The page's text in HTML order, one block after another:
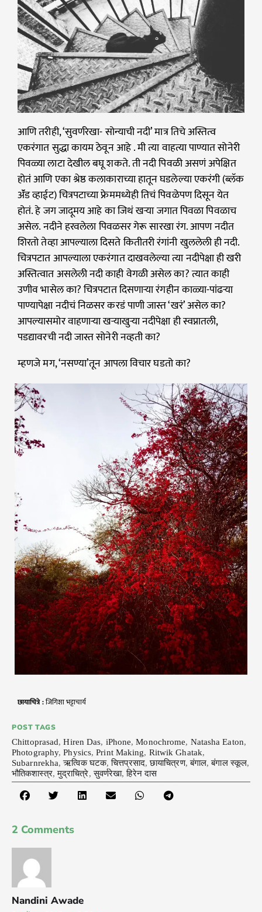
आणि तरीही, ‘सुवर्णरेखा- सोन्याची नदी’ मात्र तिचे अस्तित्व
एकरंगात सुद्धा कायम ठेवून आहे . मी त्या वाहत्या पाण्यात सोनेरी
पिवळ्या लाटा देखील बघू शकते. ती नदी पिवळी असणं अपेक्षित
होतं आणि एका श्रेष्ठ कलाकाराच्या हातून घडलेल्या एकरंगी (ब्लॅक
ॲंड व्हाईट) चित्रपटाच्या फ्रेममध्येही तिचं पिवळेपण दिसून येत
होतं. हे जग जादूमय आहे का जिथं खऱ्या जगात पिवळा पिवळाच
असेल. नदीने हरवलेला पिवळसर गेरू सारखा रंग. आपण नदीत
शिरतो तेव्हा आपल्याला दिसते कितीतरी रंगांनी खुललेली ही नदी.
चित्रपटात आपल्याला एकरंगात दाखवलेल्या त्या नदीपेक्षा ही खरी
अस्तित्वात असलेली नदी काही वेगळी असेल का? त्यात काही
उणीव भासेल का? चित्रपटात दिसणाऱ्या रंगहीन काळ्या-पांढऱ्या
पाण्यापेक्षा नदीचं निळसर करडं पाणी जास्त ‘खरं’ असेल का?
आपल्यासमोर वाहणाऱ्या खऱ्याखुऱ्या नदीपेक्षा ही स्वप्नातली,
पडद्यावरची नदी जास्त सोनेरी नव्हती का?
म्हणजे मग, ‘नसण्या’तून आपला विचार घडतो का?
छायाचित्रे :जिगिशा भट्टाचार्य
POST TAGS
Chittoprasad,Hiren Das, iPhone,Monochrome, Natasha Eaton,
Photography,Physics,Print Making, Ritwik Ghatak,
Subarnrekha,ऋत्विक घटक,चित्तप्रसाद,छायाचित्रण,बंगाल,बंगाल स्कूल,
भौतिकशास्त्र,मुद्राचित्रे,सुवर्णरेखा,हिरेन दास
2 Comments
Nandini Awade